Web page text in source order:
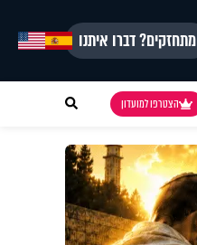
מתחזקים? דברו איתנו
הצטרפו למועדון